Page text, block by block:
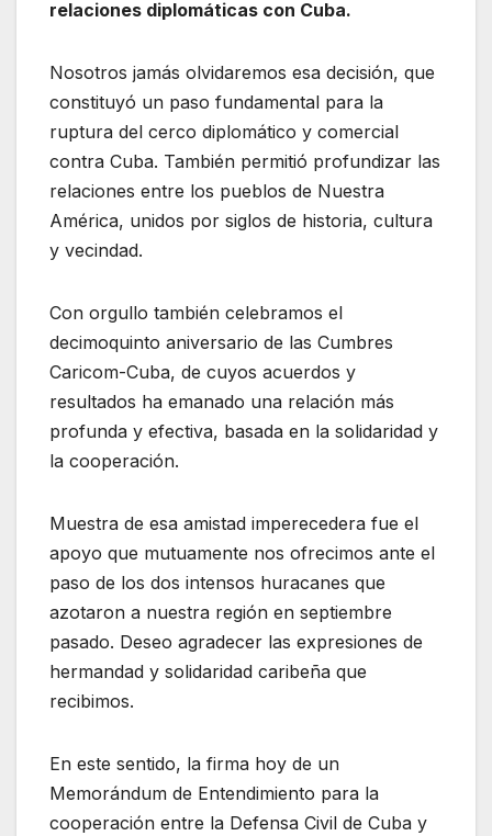
relaciones diplomáticas con Cuba.
Nosotros jamás olvidaremos esa decisión, que
constituyó un paso fundamental para la
ruptura del cerco diplomático y comercial
contra Cuba. También permitió profundizar las
relaciones entre los pueblos de Nuestra
América, unidos por siglos de historia, cultura
y vecindad.
Con orgullo también celebramos el
decimoquinto aniversario de las Cumbres
Caricom-Cuba, de cuyos acuerdos y
resultados ha emanado una relación más
profunda y efectiva, basada en la solidaridad y
la cooperación.
Muestra de esa amistad imperecedera fue el
apoyo que mutuamente nos ofrecimos ante el
paso de los dos intensos huracanes que
azotaron a nuestra región en septiembre
pasado. Deseo agradecer las expresiones de
hermandad y solidaridad caribeña que
recibimos.
En este sentido, la firma hoy de un
Memorándum de Entendimiento para la
cooperación entre la Defensa Civil de Cuba y